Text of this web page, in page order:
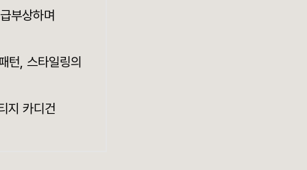
부상하며
턴, 스타일링의
지 카디건